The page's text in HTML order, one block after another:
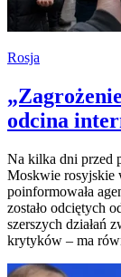
Rosja
odcina
Na kilka dni przed
Moskwie rosyjskie
poinformowała
zostało odciętych
szerszych działań
krytyków – ma